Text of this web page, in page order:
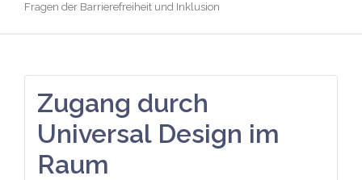
Fragen der Barrierefreiheit und Inklusion
Zugang durch
Universal Design im
Raum